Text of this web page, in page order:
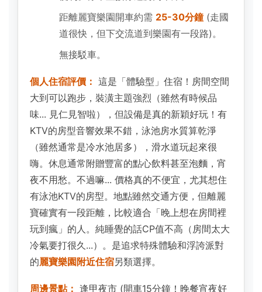
距離麗寶樂園開車約需 25-30分鐘(走國
道很快，但下交流道到樂園有一段路)。
無接駁車。
個人住宿評價： 這是「體驗型」住宿！房間空間
大到可以跑步，裝潢主題強烈（雖然有時候品
味... 見仁見智啦），但設備是真的新穎好玩！有
KTV的房型音響效果不錯，泳池房水質算乾淨
（雖然通常是冷水池居多），滑水道玩起來很
嗨。休息通常附贈豐富的點心飲料甚至泡麵，宵
夜不用愁。不過嘛... 價格真的不便宜，尤其想住
有泳池KTV的房型。地點雖然交通方便，但離麗
寶確實有一段距離，比較適合「晚上想在房間裡
玩到瘋」的人。純睡覺的話CP值不高（房間太大
冷氣要打很久...）。是追求特殊體驗和浮誇派對
的麗寶樂園附近住宿另類選擇。
周邊景點： 逢甲夜市 (開車15分鐘！晚餐宵夜好